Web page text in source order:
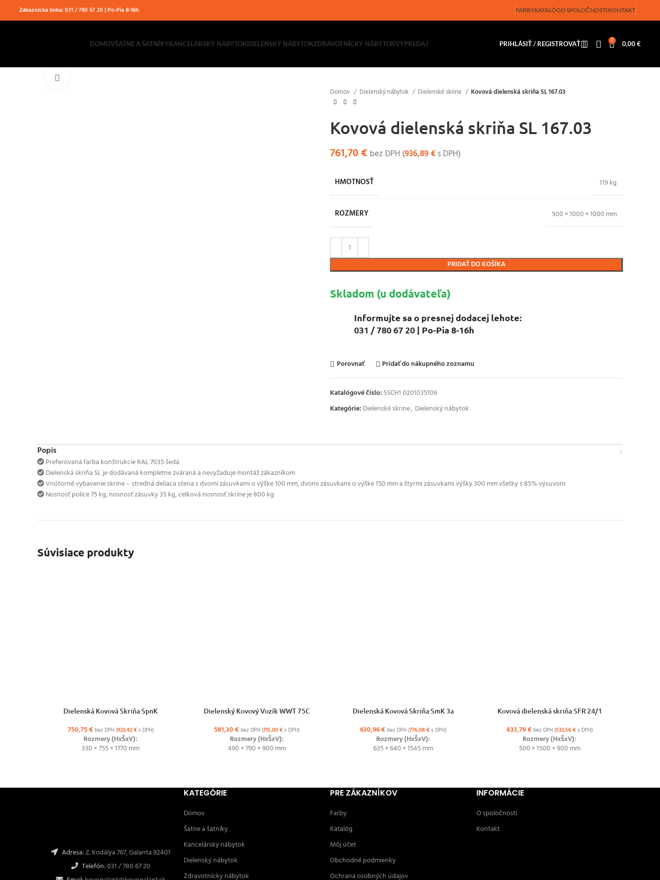
Zákaznícka linka:031 / 780 67 20 | Po-Pia 8-16h FARBYKATALÓGO SPOLOČNOSTIKONTAKT
DOMOVŠATNE A ŠATNÍKYKANCELÁRSKY NÁBYTOKDIELENSKÝ NÁBYTOKZDRAVOTNÍCKY NÁBYTOKVÝPREDAJ PRIHLÁSIŤ / REGISTROVAŤ 0 0,00€
Domov Dielenský nábytok Dielenské skrine Kovová dielenská skriňa SL 167.03
Kovová dielenská skriňa SL 167.03
761,70€ bez DPH (936,89€s DPH)
HMOTNOSŤ 119 kg
ROZMERY 500 × 1000 × 1000 mm
PRIDAŤ DO KOŠÍKA
Skladom (u dodávateľa)
Informujte sa o presnej dodacej lehote:
031 / 780 67 20 | Po-Pia 8-16h
Porovnať Pridať do nákupného zoznamu
Katalógové číslo: SSCH1 0201035106
Kategórie: Dielenské skrine, Dielenský nábytok
Popis
Preferovaná farba konštrukcie RAL 7035 šedá
Dielenská skriňa SL je dodávaná kompletne zváraná a nevyžaduje montáž zákazníkom
Vnútorné vybavenie skrine – stredná deliaca stena s dvomi zásuvkami o výške 100 mm, dvomi zásuvkami o výške 150 mm a štyrmi zásuvkami výšky 300 mm všetky s 85% výsuvom
Nosnosť police 75 kg, nosnosť zásuvky 35 kg, celková nosnosť skrine je 800 kg
Súvisiace produkty
VÝBER MOŽNOSTÍ
Dielenská Kovová Skriňa SpnK
750,75€ bez DPH (923,42€s DPH)
Rozmery (HxŠxV):
330 × 755 × 1770 mm
VÝBER MOŽNOSTÍ
Dielenský Kovový Vozík WWT 75C
581,30€ bez DPH (715,00€s DPH)
Rozmery (HxŠxV):
490 × 790 × 900 mm
VÝBER MOŽNOSTÍ
Dielenská Kovová Skriňa SmK 3a
630,96€ bez DPH (776,08€s DPH)
Rozmery (HxŠxV):
635 × 640 × 1545 mm
VÝBER MOŽNOSTÍ
Kovová dielenská skriňa SFR 24/1
433,79€ bez DPH (533,56€s DPH)
Rozmery (HxŠxV):
500 × 1500 × 900 mm
Adresa:Z. Kodálya 767, Galanta 92401
Telefón:031 / 780 67 20
KATEGÓRIE
Domov
Šatne a šatníky
Kancelársky nábytok
Dielenský nábytok
Zdravotnícky nábytok
PRE ZÁKAZNÍKOV
Farby
Katalóg
Môj účet
Obchodné podmienky
Ochrana osobných údajov
INFORMÁCIE
O spoločnosti
Kontakt